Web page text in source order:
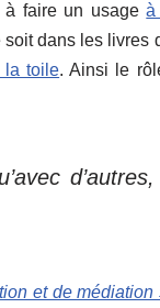
à faire un usageà
soit dans les livres
la toile. Ainsi le
et de médiation